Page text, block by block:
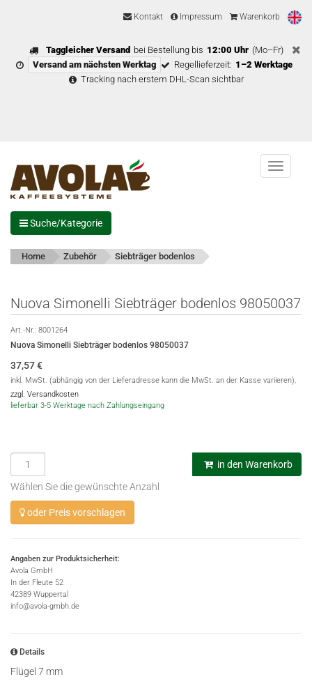
Kontakt Impressum Warenkorb
Taggleicher Versand bei Bestellung bis 12:00 Uhr (Mo–Fr)
Versand am nächsten Werktag
Regellieferzeit: 1–2 Werktage
Tracking nach erstem DHL-Scan sichtbar
Menu
Suche/Kategorie
Home Zubehör Siebträger bodenlos
Nuova Simonelli Siebträger bodenlos 98050037
Art.-Nr.: 8001264
Nuova Simonelli Siebträger bodenlos 98050037
37,57€
inkl. MwSt. (abhängig von der Lieferadresse kann die MwSt. an der Kasse variieren),
zzgl. Versandkosten
lieferbar 3-5 Werktage nach Zahlungseingang
in den Warenkorb
Wählen Sie die gewünschte Anzahl
oder Preis vorschlagen
Angaben zur Produktsicherheit:
Avola GmbH
In der Fleute 52
42389 Wuppertal
info@avola-gmbh.de
Details
Flügel 7 mm